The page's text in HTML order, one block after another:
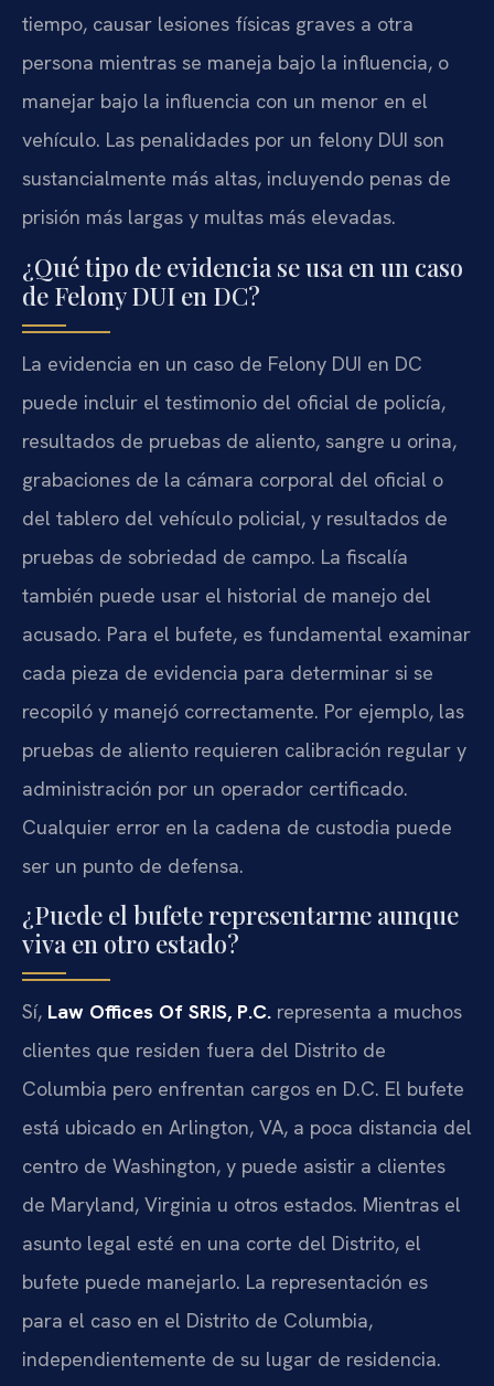
tiempo, causar lesiones físicas graves a otra
persona mientras se maneja bajo la influencia, o
manejar bajo la influencia con un menor en el
vehículo. Las penalidades por un felony DUI son
sustancialmente más altas, incluyendo penas de
prisión más largas y multas más elevadas.
¿Qué tipo de evidencia se usa en un caso
de Felony DUI en DC?
La evidencia en un caso de Felony DUI en DC
puede incluir el testimonio del oficial de policía,
resultados de pruebas de aliento, sangre u orina,
grabaciones de la cámara corporal del oficial o
del tablero del vehículo policial, y resultados de
pruebas de sobriedad de campo. La fiscalía
también puede usar el historial de manejo del
acusado. Para el bufete, es fundamental examinar
cada pieza de evidencia para determinar si se
recopiló y manejó correctamente. Por ejemplo, las
pruebas de aliento requieren calibración regular y
administración por un operador certificado.
Cualquier error en la cadena de custodia puede
ser un punto de defensa.
¿Puede el bufete representarme aunque
viva en otro estado?
Sí, Law Offices Of SRIS, P.C. representa a muchos
clientes que residen fuera del Distrito de
Columbia pero enfrentan cargos en D.C. El bufete
está ubicado en Arlington, VA, a poca distancia del
centro de Washington, y puede asistir a clientes
de Maryland, Virginia u otros estados. Mientras el
asunto legal esté en una corte del Distrito, el
bufete puede manejarlo. La representación es
para el caso en el Distrito de Columbia,
independientemente de su lugar de residencia.